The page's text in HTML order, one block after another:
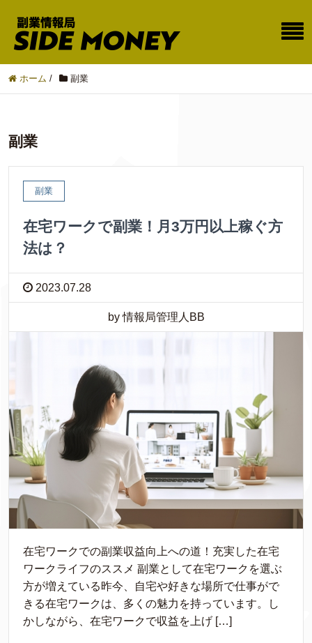
ホーム / 副業
副業
副業
在宅ワークで副業！月3万円以上稼ぐ方
法は？
2023.07.28
by 情報局管理人BB
在宅ワークでの副業収益向上への道！充実した在宅
ワークライフのススメ 副業として在宅ワークを選ぶ
方が増えている昨今、自宅や好きな場所で仕事がで
きる在宅ワークは、多くの魅力を持っています。し
かしながら、在宅ワークで収益を上げ […]